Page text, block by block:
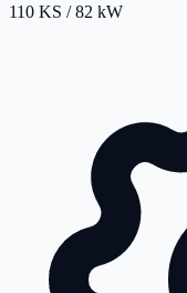
110 KS / 82 kW